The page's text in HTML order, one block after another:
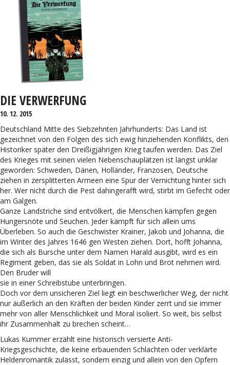
DIE VERWERFUNG
10. 12. 2015
Deutschland Mitte des Siebzehnten Jahrhunderts: Das Land ist
gezeichnet von den Folgen des sich ewig hinziehenden Konflikts, den
Historiker später den Dreißigjährigen Krieg taufen werden. Das Ziel
des Krieges mit seinen vielen Nebenschauplätzen ist längst unklar
geworden: Schweden, Dänen, Holländer, Franzosen, Deutsche
ziehen in zersplitterten Armeen eine Spur der Vernichtung hinter sich
her. Wer nicht durch die Pest dahingerafft wird, stirbt im Gefecht oder
am Galgen.
Ganze Landstriche sind entvölkert, die Menschen kämpfen gegen
Hungersnöte und Seuchen. Jeder kämpft für sich allein ums
Überleben. So auch die Geschwister Krainer, Jakob und Johanna, die
im Winter des Jahres 1646 gen Westen ziehen. Dort, hofft Johanna,
die sich als Bursche unter dem Namen Harald ausgibt, wird es ein
Regiment geben, das sie als Soldat in Lohn und Brot nehmen wird.
Den Bruder will
sie in einer Schreibstube unterbringen.
Doch vor dem unsicheren Ziel liegt ein beschwerlicher Weg, der nicht
nur äußerlich an den Kräften der beiden Kinder zerrt und sie immer
mehr von aller Menschlichkeit und Moral isoliert. So weit, bis selbst
ihr Zusammenhalt zu brechen scheint…
Lukas Kummer erzählt eine historisch versierte Anti-
Kriegsgeschichte, die keine erbauenden Schlachten oder verklärte
Heldenromantik zulässt, sondern einzig und allein von den Opfern